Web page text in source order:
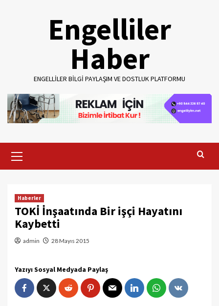
Engelliler
Haber
ENGELLILER BILGI PAYLAŞIM VE DOSTLUK PLATFORMU
Menu
Haberler
TOKİ İnşaatında Bir işçi Hayatını
Kaybetti
admin 28 Mayıs 2015
Yazıyı Sosyal Medyada Paylaş